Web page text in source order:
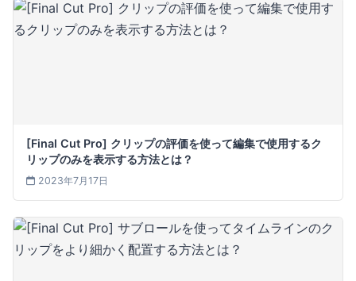
[Final Cut Pro] クリップの評価を使って編集で使用するク
リップのみを表示する方法とは？
2023年7月17日